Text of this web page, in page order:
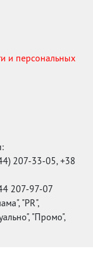
и персональных
207-33-05, +38
207-97-07
"PR",
"Промо",